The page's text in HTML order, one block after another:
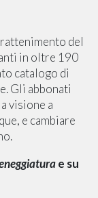
del
in oltre 190
catalogo di
Gli abbonati
visione a
e cambiare
e su